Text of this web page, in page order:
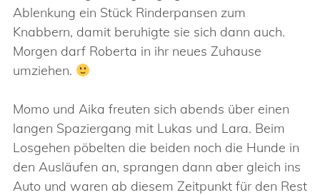
Ablenkung ein Stück Rinderpansen zum
Knabbern, damit beruhigte sie sich dann auch.
Morgen darf Roberta in ihr neues Zuhause
umziehen.
Momo und Aika freuten sich abends über einen
langen Spaziergang mit Lukas und Lara. Beim
Losgehen pöbelten die beiden noch die Hunde in
den Ausläufen an, sprangen dann aber gleich ins
Auto und waren ab diesem Zeitpunkt für den Rest